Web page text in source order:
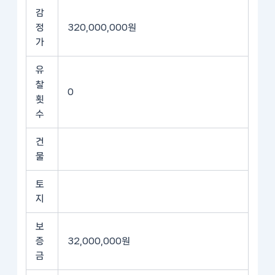
감
정
가
320,000,000원
유
찰
횟
수
0
건
물
토
지
보
증
금
32,000,000원